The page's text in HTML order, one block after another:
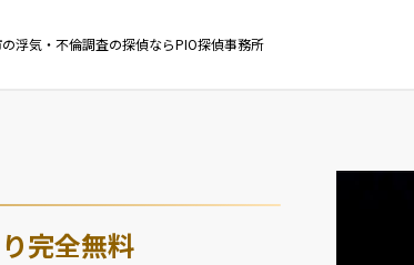
浮気・不倫調査の探偵ならPIO探偵事務所
完全無料